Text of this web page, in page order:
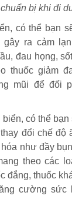
bị khi đi
có thể bạn
ra cảm
đau họng,
thuốc giảm
mũi để đối
có thể
đổi chế độ
như đầy
theo các
đắng, thuốc
cường sức